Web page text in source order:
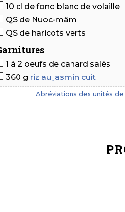
10 cl de fond blanc de volaille
QS de Nuoc-mâm
QS de haricots verts
1 à 2 oeufs de canard salés
360 g riz au jasmin cuit
Abréviations des unités de